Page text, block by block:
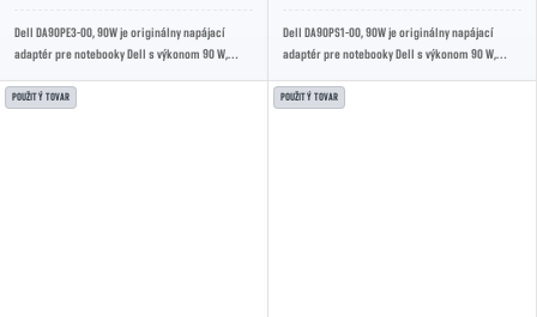
Dell DA90PE3-00, 90W je originálny napájací
adaptér pre notebooky Dell s výkonom 90 W,
na...
Dell DA90PS1-00, 90W je originálny napájací
adaptér pre notebooky Dell s výkonom 90 W,
na...
POUŽITÝ TOVAR POUŽITÝ TOVAR